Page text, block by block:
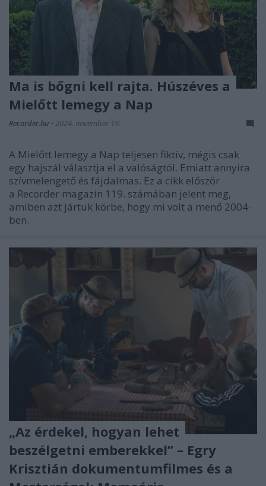
Ma is bőgni kell rajta. Húszéves a
Mielőtt lemegy a Nap
Recorder.hu • 2024. november 19.
A Mielőtt lemegy a Nap teljesen fiktív, mégis csak
egy hajszál választja el a valóságtól. Emiatt annyira
szívmelengető és fájdalmas. Ez a cikk először
a Recorder magazin 119. számában jelent meg,
amiben azt jártuk körbe, hogy mi volt a menő 2004-
ben.
„Az érdekel, hogyan lehet
beszélgetni emberekkel” – Egry
Krisztián dokumentumfilmes és a